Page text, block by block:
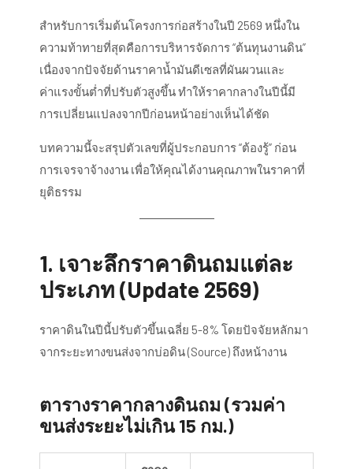
สำหรับการเริ่มต้นโครงการก่อสร้างในปี 2569 หนึ่งใน
ความท้าทายที่สุดคือการบริหารจัดการ “ต้นทุนงานดิน”
เนื่องจากปัจจัยด้านราคาน้ำมันดีเซลที่ผันผวนและ
ค่าแรงขั้นต่ำที่ปรับตัวสูงขึ้น ทำให้ราคากลางในปีนี้มี
การเปลี่ยนแปลงจากปีก่อนหน้าอย่างเห็นได้ชัด
บทความนี้จะสรุปตัวเลขที่ผู้ประกอบการ “ต้องรู้” ก่อน
การเจรจาจ้างงาน เพื่อให้คุณได้งานคุณภาพในราคาที่
ยุติธรรม
1. เจาะลึกราคาดินถมแต่ละ
ประเภท (Update 2569)
ราคาดินในปีนี้ปรับตัวขึ้นเฉลี่ย 5-8% โดยปัจจัยหลักมา
จากระยะทางขนส่งจากบ่อดิน (Source) ถึงหน้างาน
ตารางราคากลางดินถม (รวมค่า
ขนส่งระยะไม่เกิน 15 กม.)